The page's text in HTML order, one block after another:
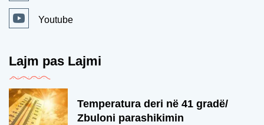
Youtube
Lajm pas Lajmi
Temperatura deri në 41 gradë/
Zbuloni parashikimin